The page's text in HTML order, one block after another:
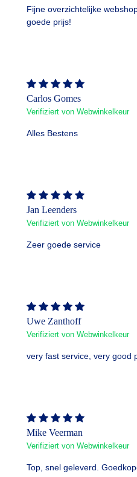
Fijne overzichtelijke
goede prijs!
Carlos Gomes
Verifiziert von Webwinkelkeur
Alles Bestens
Jan Leenders
Verifiziert von Webwinkelkeur
Zeer goede service
Uwe Zanthoff
Verifiziert von Webwinkelkeur
very fast service, very good
Mike Veerman
Verifiziert von Webwinkelkeur
Top, snel geleverd.